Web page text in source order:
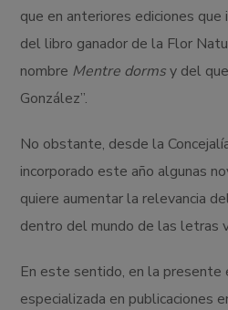
que en anteriores ediciones que
del libro ganador de la Flor
nombre Mentre dormsy del
González”.
No obstante, desde la
incorporado este año algunas
quiere aumentar la relevancia
dentro del mundo de las letras
En este sentido, en la presente
especializada en publicaciones